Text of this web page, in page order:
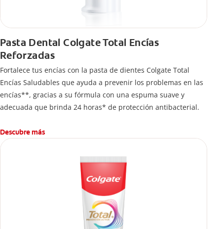
Pasta Dental Colgate Total Encías
Reforzadas
Fortalece tus encías con la pasta de dientes Colgate Total
Encías Saludables que ayuda a prevenir los problemas en las
encías**, gracias a su fórmula con una espuma suave y
adecuada que brinda 24 horas* de protección antibacterial.
Descubre más